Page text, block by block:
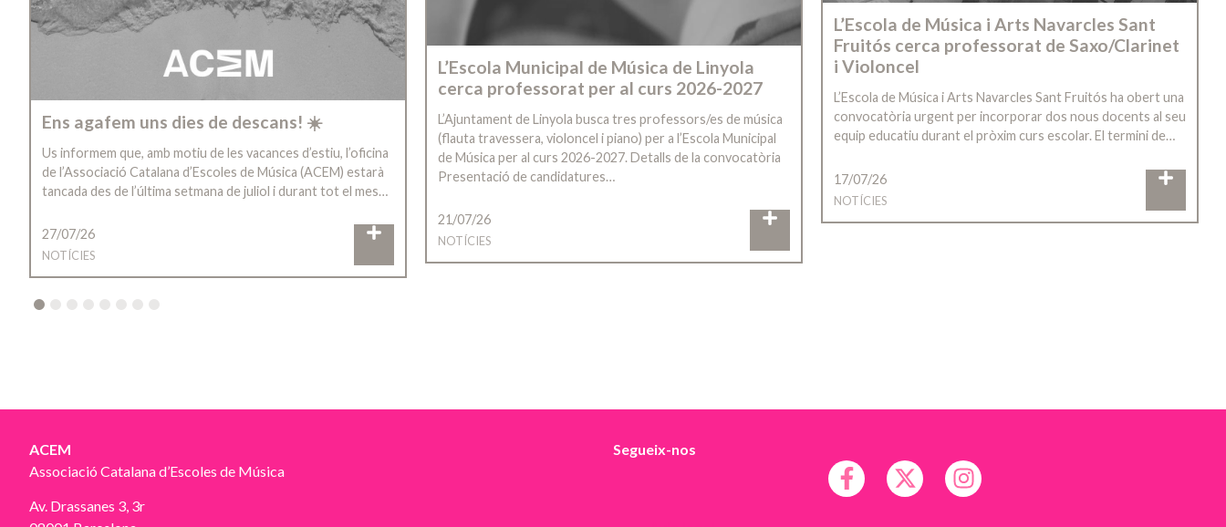
Ens agafem uns dies de descans! ☀️
Us informem que, amb motiu de les vacances d’estiu, l’oficina
de l’Associació Catalana d’Escoles de Música (ACEM) estarà
tancada des de l’última setmana de juliol i durant tot el mes…
27/07/26
NOTÍCIES
L’Escola Municipal de Música de Linyola
cerca professorat per al curs 2026-2027
L’Ajuntament de Linyola busca tres professors/es de música
(flauta travessera, violoncel i piano) per a l’Escola Municipal
de Música per al curs 2026-2027. Detalls de la convocatòria
Presentació de candidatures…
21/07/26
NOTÍCIES
L’Escola de Música i Arts Navarcles Sant
Fruitós cerca professorat de Saxo/Clarinet
i Violoncel
L’Escola de Música i Arts Navarcles Sant Fruitós ha obert una
convocatòria urgent per incorporar dos nous docents al seu
equip educatiu durant el pròxim curs escolar. El termini de…
17/07/26
NOTÍCIES
4 5 6 7 8
ACEM
Associació Catalana d’Escoles de Música
Av. Drassanes 3, 3r
Segueix-nos